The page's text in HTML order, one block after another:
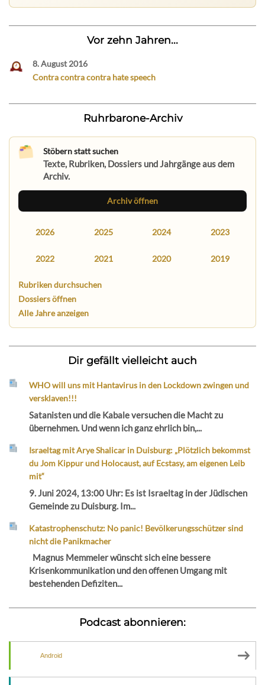
Vor zehn Jahren...
8. August 2016
Contra contra contra hate speech
Ruhrbarone-Archiv
Stöbern statt suchen
Texte, Rubriken, Dossiers und Jahrgänge aus dem
Archiv.
Archiv öffnen
2026 2025 2024 2023
2022 2021 2020 2019
Rubriken durchsuchen
Dossiers öffnen
Alle Jahre anzeigen
Dir gefällt vielleicht auch
WHO will uns mit Hantavirus in den Lockdown zwingen und
versklaven!!!
Satanisten und die Kabale versuchen die Macht zu
übernehmen. Und wenn ich ganz ehrlich bin,...
Israeltag mit Arye Shalicar in Duisburg: „Plötzlich bekommst
du Jom Kippur und Holocaust, auf Ecstasy, am eigenen Leib
mit“
9. Juni 2024, 13:00 Uhr: Es ist Israeltag in der Jüdischen
Gemeinde zu Duisburg. Im...
Katastrophenschutz: No panic! Bevölkerungsschützer sind
nicht die Panikmacher
Magnus Memmeler wünscht sich eine bessere
Krisenkommunikation und den offenen Umgang mit
bestehenden Defiziten...
Podcast abonnieren:
Android